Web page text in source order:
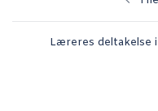
Læreres deltakelse